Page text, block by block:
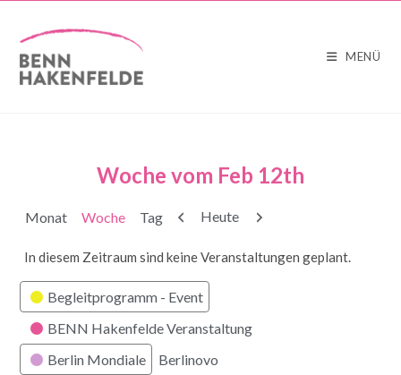
MENÜ
Woche vom Feb 12th
Monat Woche Tag Zurück
Heute Weiter
In diesem Zeitraum sind keine Veranstaltungen geplant.
Kategorien
Begleitprogramm - Event
BENN Hakenfelde Veranstaltung
Berlin Mondiale
Berlinovo